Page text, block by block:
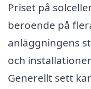
Priset på
beroende på
anläggningens
och
Generellt sett